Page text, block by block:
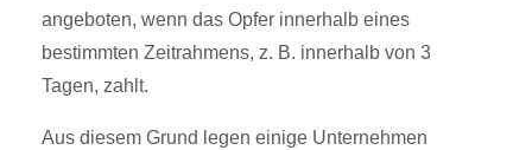
angeboten, wenn das Opfer innerhalb eines
bestimmten Zeitrahmens, z. B. innerhalb von 3
Tagen, zahlt.
Aus diesem Grund legen einige Unternehmen